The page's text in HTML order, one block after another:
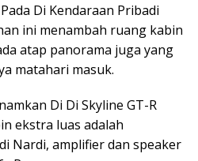
Di Kendaraan Pribadi
ini menambah ruang kabin
atap panorama juga yang
matahari masuk.
Di Di Skyline GT-R
ekstra luas adalah
Nardi, amplifier dan speaker